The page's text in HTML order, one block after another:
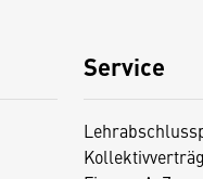
Service